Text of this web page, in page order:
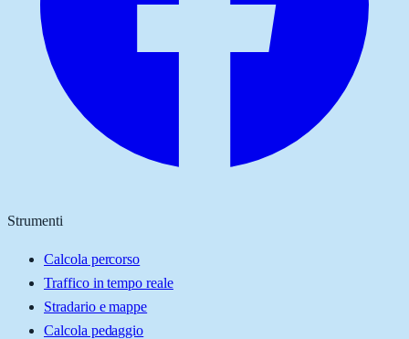
Strumenti
Calcola percorso
Traffico in tempo reale
Stradario e mappe
Calcola pedaggio